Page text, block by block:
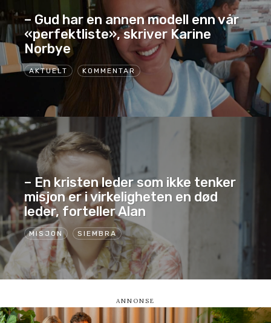
AKTUELT KOMMENTAR
– Gud har en annen modell enn vår
«perfektliste», skriver Karine
Norbye
MISJON SIEMBRA
– En kristen leder som ikke tenker
misjon er i virkeligheten en død
leder, forteller Alan